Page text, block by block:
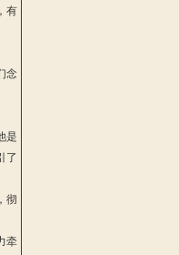
有
念
是
了
彻
牵